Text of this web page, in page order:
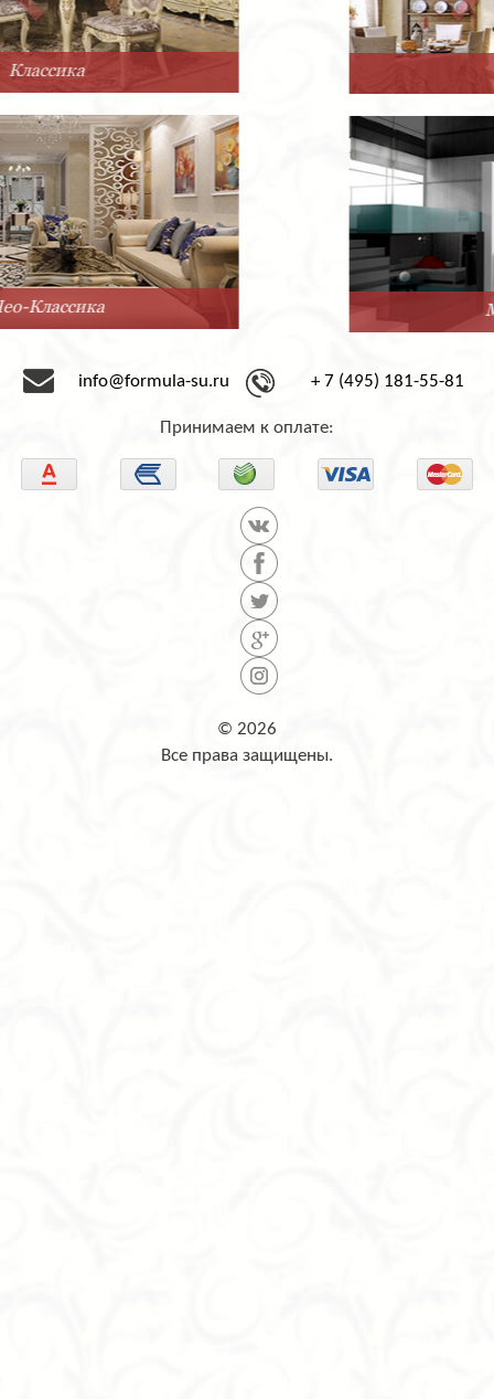
Минимализм
info@formula-su.ru + 7 (495) 181-55-81
Принимаем к оплате:
© 2026
Все права защищены.